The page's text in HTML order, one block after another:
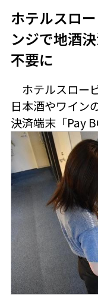
ホテルスロ
ンジで地酒
不要に
ホテルスロー
日本酒やワイン
決済端末「Pay